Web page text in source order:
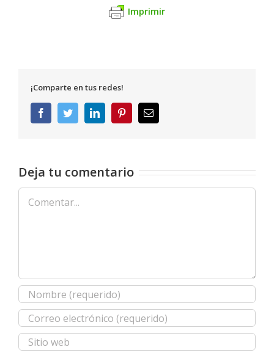
Imprimir
¡Comparte en tus redes!
FacebookTwitterLinkedInPinterestCorreo
electrónico
Deja tu comentario
Comentar